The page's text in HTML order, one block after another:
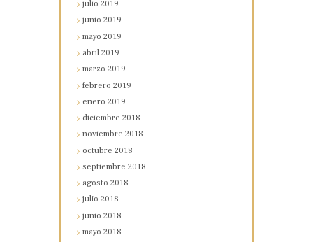
julio2019
junio2019
mayo2019
abril2019
marzo2019
febrero2019
enero2019
diciembre2018
noviembre2018
octubre2018
septiembre2018
agosto2018
julio2018
junio2018
mayo2018